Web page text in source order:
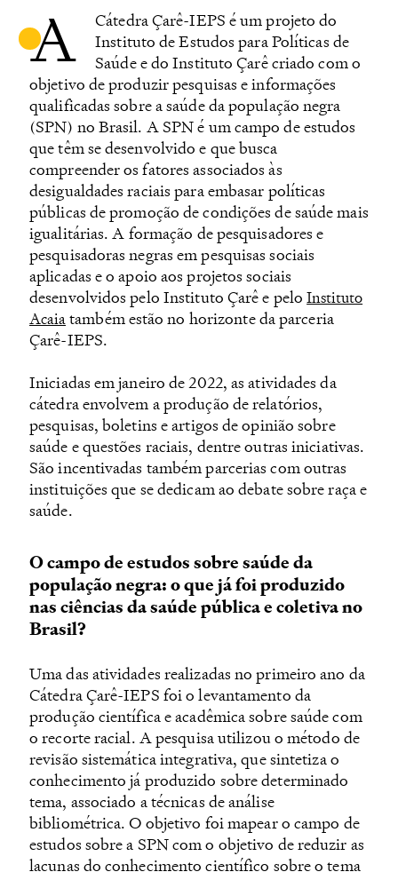
A
Cátedra Çarê-IEPS é um projeto do
Instituto de Estudos para Políticas de
Saúde e do Instituto Çarê criado com o
objetivo de produzir pesquisas e informações
qualificadas sobre a saúde da população negra
(SPN) no Brasil. A SPN é um campo de estudos
que têm se desenvolvido e que busca
compreender os fatores associados às
desigualdades raciais para embasar políticas
públicas de promoção de condições de saúde mais
igualitárias. A formação de pesquisadores e
pesquisadoras negras em pesquisas sociais
aplicadas e o apoio aos projetos sociais
desenvolvidos pelo Instituto Çarê e peloInstituto
Acaiatambém estão no horizonte da parceria
Çarê-IEPS.
Iniciadas em janeiro de 2022, as atividades da
cátedra envolvem a produção de relatórios,
pesquisas, boletins e artigos de opinião sobre
saúde e questões raciais, dentre outras iniciativas.
São incentivadas também parcerias com outras
instituições que se dedicam ao debate sobre raça e
saúde.
O campo de estudos sobre saúde da
população negra: o que já foi produzido
nas ciências da saúde pública e coletiva no
Brasil?
Uma das atividades realizadas no primeiro ano da
Cátedra Çarê-IEPS foi o levantamento da
produção científica e acadêmica sobre saúde com
o recorte racial. A pesquisa utilizou o método de
revisão sistemática integrativa, que sintetiza o
conhecimento já produzido sobre determinado
tema, associado a técnicas de análise
bibliométrica. O objetivo foi mapear o campo de
estudos sobre a SPN com o objetivo de reduzir as
lacunas do conhecimento científico sobre o tema